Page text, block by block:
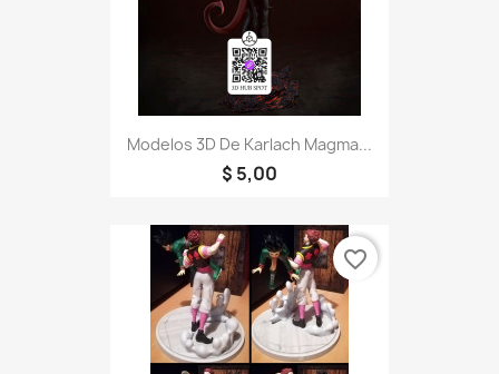
Modelos 3D De Karlach Magma...
$ 5,00
favorite_border